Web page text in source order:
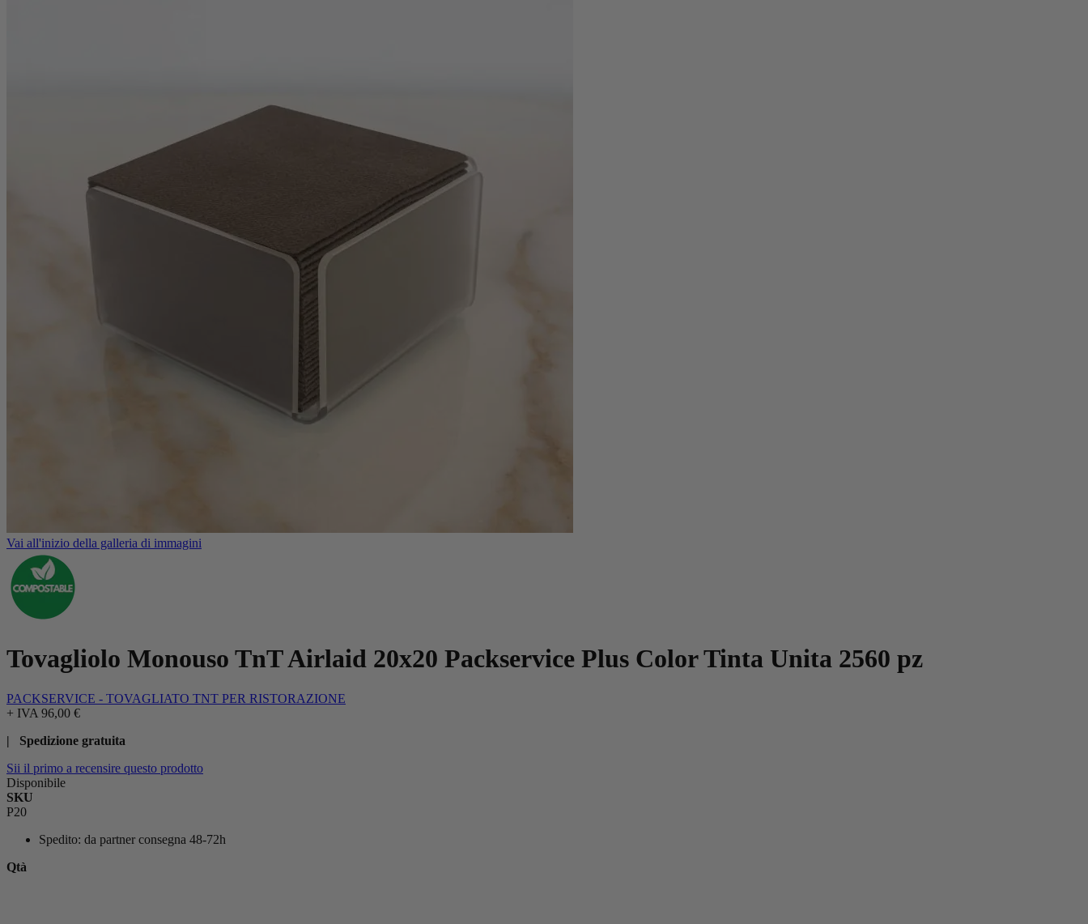
Vai all'inizio della galleria di immagini
Tovagliolo Monouso TnT Airlaid 20x20 Packservice Plus Color Tinta Unita 2560 pz
PACKSERVICE - TOVAGLIATO TNT PER RISTORAZIONE
+ IVA 96,00 €
| Spedizione gratuita
Sii il primo a recensire questo prodotto
Disponibile
SKU
P20
Spedito: da partner consegna 48-72h
Qtà